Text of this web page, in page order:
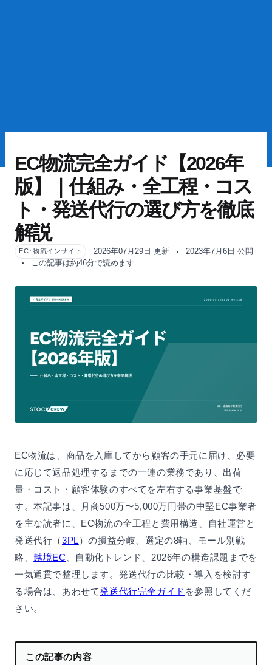
EC物流完全ガイド【2026年
版】｜仕組み・全工程・コス
ト・発送代行の選び方を徹底
解説
EC･物流インサイト 2026年07月29日 更新
2023年7月6日 公開
この記事は約46分で読めます
EC物流は、商品を入庫してから顧客の手元に届け、必要
に応じて返品処理するまでの一連の業務であり、出荷
量・コスト・顧客体験のすべてを左右する事業基盤で
す。本記事は、月商500万〜5,000万円帯の中堅EC事業者
を主な読者に、EC物流の全工程と費用構造、自社運営と
発送代行（3PL）の損益分岐、選定の8軸、モール別戦
略、 越境EC 、自動化トレンド、2026年の構造課題までを
一気通貫で整理します。発送代行の比較・導入を検討す
る場合は、あわせて発送代行完全ガイド を参照してくだ
さい。
この記事の内容